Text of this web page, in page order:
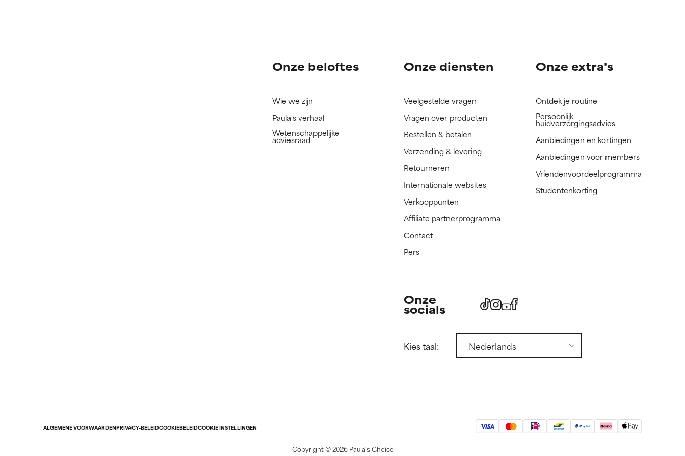
We hebben dit ingrediënt nog niet beoordeeld omdat we het onderzoek ernaar nog niet
We hebben dit ingrediënt nog niet beoordeeld omdat we het onderzoek ernaar nog niet
Onze beloftes
Wie we zijn
Paula's verhaal
Wetenschappelijke
adviesraad
Onze diensten
Veelgestelde vragen
Vragen over producten
Bestellen & betalen
Verzending & levering
Retourneren
Internationale websites
Verkooppunten
Affiliate partnerprogramma
Contact
Pers
Onze extra's
Ontdek je routine
Persoonlijk
huidverzorgingsadvies
Aanbiedingen en kortingen
Aanbiedingen voor members
Vriendenvoordeelprogramma
Studentenkorting
Onze
socials
Kies taal:
ALGEMENE VOORWAARDENPRIVACY-BELEIDCOOKIEBELEIDCOOKIE INSTELLINGEN
Copyright ©2026 Paula's Choice